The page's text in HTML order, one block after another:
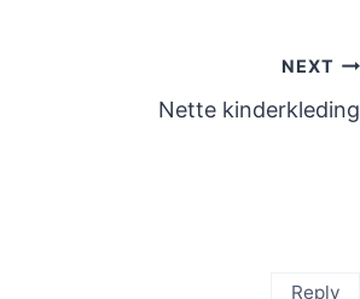
NEXT
Nette kinderkleding
Reply